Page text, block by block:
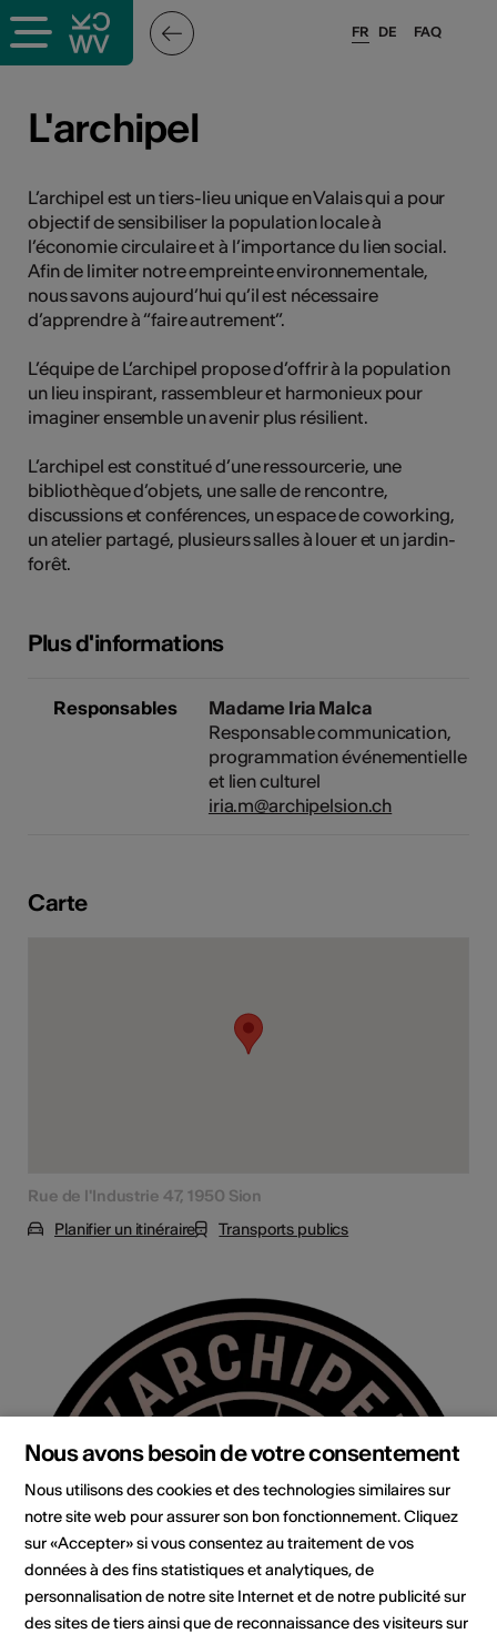
FAQ
FR DE
L'archipel
L’archipel est un tiers-lieu unique en Valais qui a pour
objectif de sensibiliser la population locale à
l’économie circulaire et à l’importance du lien social.
Afin de limiter notre empreinte environnementale,
nous savons aujourd’hui qu’il est nécessaire
d’apprendre à “faire autrement”.
L’équipe de L’archipel propose d’offrir à la population
un lieu inspirant, rassembleur et harmonieux pour
imaginer ensemble un avenir plus résilient.
L’archipel est constitué d’une ressourcerie, une
bibliothèque d’objets, une salle de rencontre,
discussions et conférences, un espace de coworking,
un atelier partagé, plusieurs salles à louer et un jardin-
forêt.
Plus d'informations
Responsables
Madame Iria Malca
Responsable communication,
programmation événementielle
et lien culturel
iria.m@archipelsion.ch
Carte
Rue de l'Industrie 47, 1950 Sion
Planifier un itinéraire
Transports publics
Nous avons besoin de votre consentement
Nous utilisons des cookies et des technologies similaires sur
notre site web pour assurer son bon fonctionnement. Cliquez
sur «Accepter» si vous consentez au traitement de vos
données à des fins statistiques et analytiques, de
personnalisation de notre site Internet et de notre publicité sur
des sites de tiers ainsi que de reconnaissance des visiteurs sur